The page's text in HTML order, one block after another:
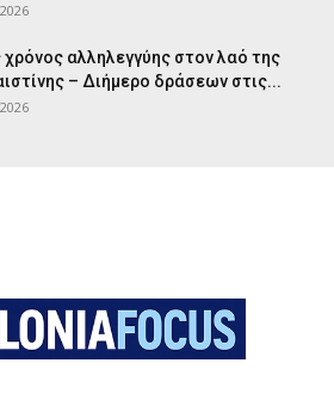
χρόνος αλληλεγγύης στον λαό της
– Διήμερο δράσεων στις...